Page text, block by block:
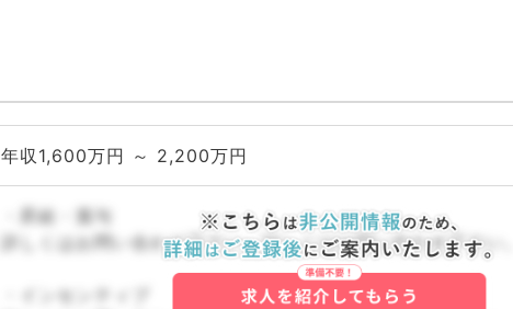
年収1,600万円 ～ 2,200万円
・昇給・賞与
詳しくはお問い合わせ下さい。詳しくはお問い合わせ下さい。
・インセンティブ